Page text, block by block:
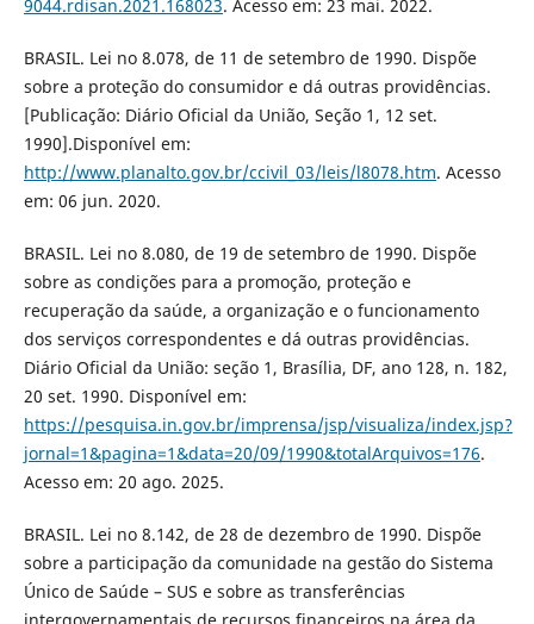
9044.rdisan.2021.168023. Acesso em: 23 mai. 2022.
BRASIL. Lei no 8.078, de 11 de setembro de 1990. Dispõe
sobre a proteção do consumidor e dá outras providências.
[Publicação: Diário Oficial da União, Seção 1, 12 set.
1990].Disponível em:
http://www.planalto.gov.br/ccivil_03/leis/l8078.htm. Acesso
em: 06 jun. 2020.
BRASIL. Lei no 8.080, de 19 de setembro de 1990. Dispõe
sobre as condições para a promoção, proteção e
recuperação da saúde, a organização e o funcionamento
dos serviços correspondentes e dá outras providências.
Diário Oficial da União: seção 1, Brasília, DF, ano 128, n. 182,
20 set. 1990. Disponível em:
https://pesquisa.in.gov.br/imprensa/jsp/visualiza/index.jsp?
jornal=1&pagina=1&data=20/09/1990&totalArquivos=176.
Acesso em: 20 ago. 2025.
BRASIL. Lei no 8.142, de 28 de dezembro de 1990. Dispõe
sobre a participação da comunidade na gestão do Sistema
Único de Saúde – SUS e sobre as transferências